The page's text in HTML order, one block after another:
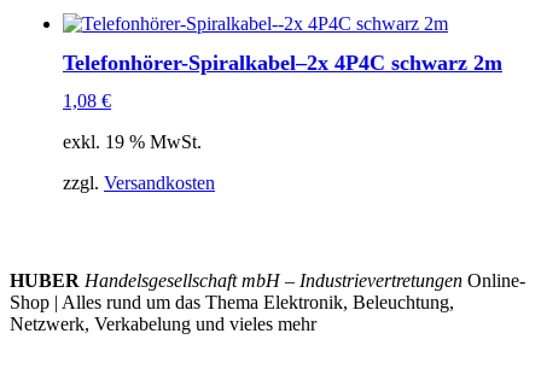
Telefonhörer-Spiralkabel–2x 4P4C schwarz 2m
1,08 €
exkl. 19 % MwSt.
zzgl. Versandkosten
HUBER Handelsgesellschaft mbH – Industrievertretungen Online-
Shop | Alles rund um das Thema Elektronik, Beleuchtung,
Netzwerk, Verkabelung und vieles mehr